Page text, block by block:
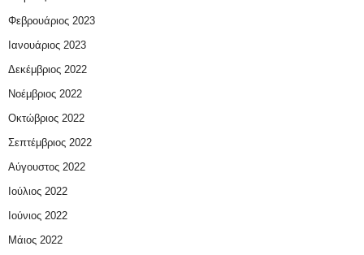
Φεβρουάριος 2023
Ιανουάριος 2023
Δεκέμβριος 2022
Νοέμβριος 2022
Οκτώβριος 2022
Σεπτέμβριος 2022
Αύγουστος 2022
Ιούλιος 2022
Ιούνιος 2022
Μάιος 2022